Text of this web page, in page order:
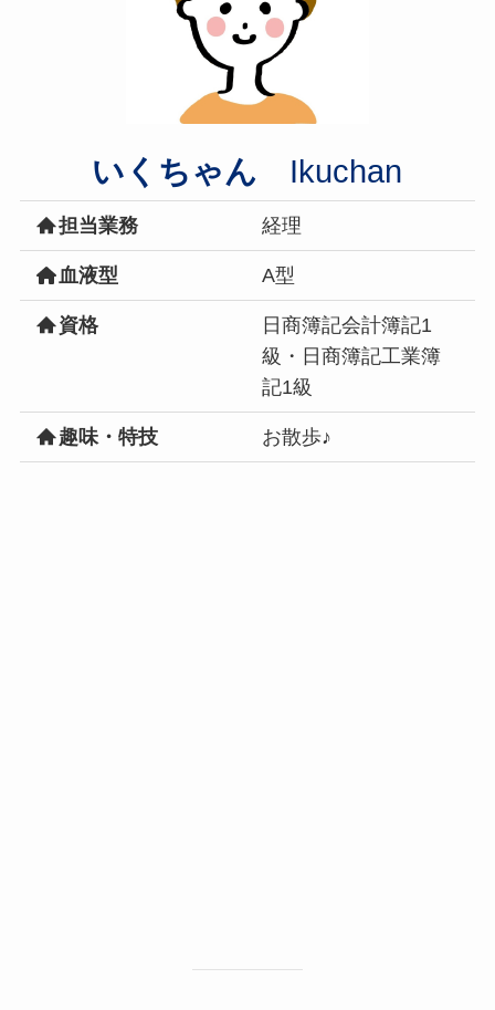
いくちゃん Ikuchan
担当業務 経理
血液型 A型
資格
日商簿記会計簿記1
級・日商簿記工業簿
記1級
趣味・特技 お散歩♪